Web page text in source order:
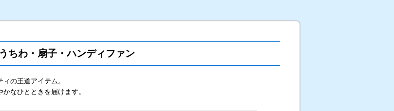
うちわ・扇子・ハンディファン
の王道アイテム。
なひとときを届けます。